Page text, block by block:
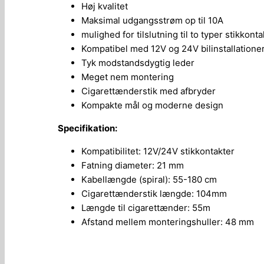
Høj kvalitet
Maksimal udgangsstrøm op til 10A
mulighed for tilslutning til to typer
Kompatibel med 12V og 24V
Tyk modstandsdygtig leder
Meget nem montering
Cigarettænderstik med afbryder
Kompakte mål og moderne design
Specifikation:
Kompatibilitet: 12V/24V stikkontakter
Fatning diameter: 21 mm
Kabellængde (spiral): 55-180 cm
Cigarettænderstik længde: 104mm
Længde til cigarettænder: 55m
Afstand mellem monteringshuller: 48 mm